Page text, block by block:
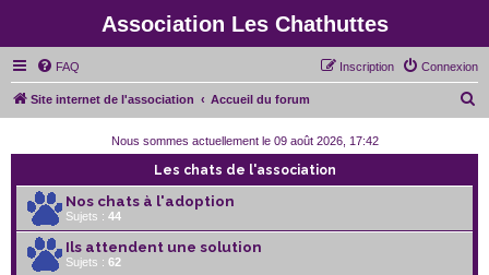
Association Les Chathuttes
FAQ Connexion
Inscription
Site internet de l'association Accueil du forum
Nous sommes actuellement le 09 août 2026, 17:42
Les chats de l'association
Nos chats à l'adoption
Sujets : 44
Ils attendent une solution
Sujets : 62